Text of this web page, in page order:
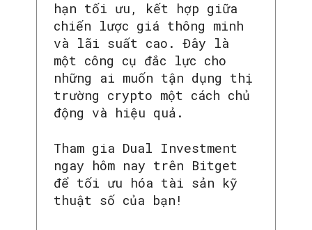
SEARCH...
hạn tối ưu, kết hợp giữa
chiến lược giá thông minh
và lãi suất cao. Đây là
một công cụ đắc lực cho
những ai muốn tận dụng thị
trường crypto một cách chủ
động và hiệu quả.
Tham gia Dual Investment
ngay hôm nay trên Bitget
để tối ưu hóa tài sản kỹ
thuật số của bạn!